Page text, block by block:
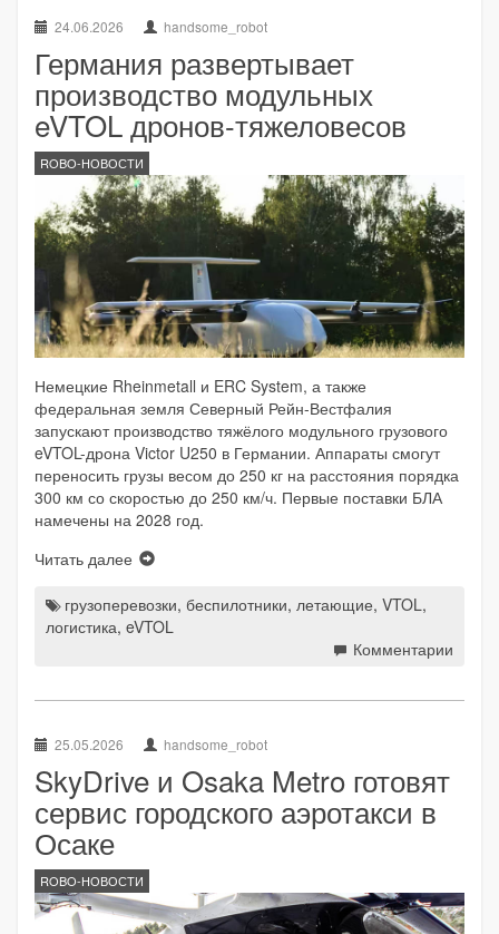
24.06.2026 handsome_robot
Германия развертывает
производство модульных
eVTOL дронов-тяжеловесов
ROBO-НОВОСТИ
Немецкие Rheinmetall и ERC System, а также
федеральная земля Северный Рейн-Вестфалия
запускают производство тяжёлого модульного грузового
eVTOL-дрона Victor U250 в Германии. Аппараты смогут
переносить грузы весом до 250 кг на расстояния порядка
300 км со скоростью до 250 км/ч. Первые поставки БЛА
намечены на 2028 год.
Читать далее
грузоперевозки, беспилотники, летающие, VTOL,
логистика, eVTOL
Комментарии
25.05.2026 handsome_robot
SkyDrive и Osaka Metro готовят
сервис городского аэротакси в
Осаке
ROBO-НОВОСТИ